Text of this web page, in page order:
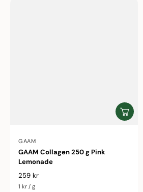
Av
GAAM
GAAM Collagen 250 g Pink
Lemonade
Ordinarie pris
259 kr
Enhetspris
1 kr / g